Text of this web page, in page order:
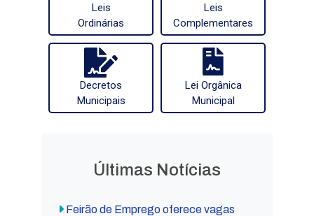
Leis
Ordinárias
Leis
Complementares
Decretos
Municipais
Lei Orgânica
Municipal
Últimas Notícias
Feirão de Emprego oferece vagas